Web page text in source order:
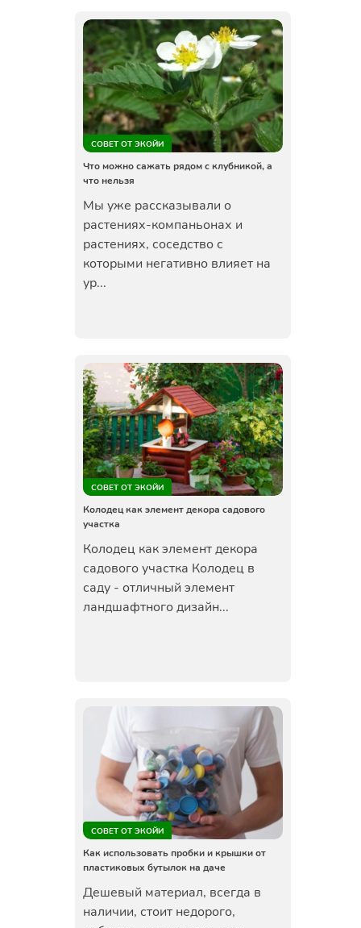
СОВЕТ ОТ ЭКОЙИ
Что можно сажать рядом с клубникой, а
что нельзя
Мы уже рассказывали о
растениях-компаньонах и
растениях, соседство с
которыми негативно влияет на
ур...
СОВЕТ ОТ ЭКОЙИ
Колодец как элемент декора садового
участка
Колодец как элемент декора
садового участка Колодец в
саду - отличный элемент
ландшафтного дизайн...
СОВЕТ ОТ ЭКОЙИ
Как использовать пробки и крышки от
пластиковых бутылок на даче
Дешевый материал, всегда в
наличии, стоит недорого,